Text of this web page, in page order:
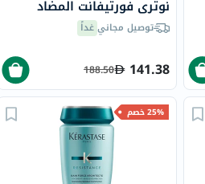
نوتري فورتيفانت المضاد
لتساقط الشعر، 250 مل
توصيل مجانيغداً
141.38
188.50
25% خصم